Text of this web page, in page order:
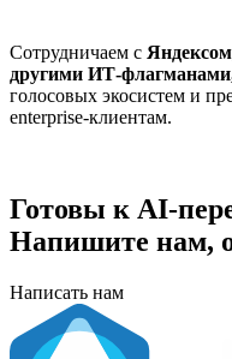
Сотрудничаем с
другими ИТ-
голосовых экосистем и
enterprise-клиентам.
Готовы к AI-
Напишите нам,
Написать нам